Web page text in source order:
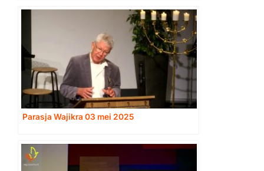
Parasja Wajikra 03 mei 2025